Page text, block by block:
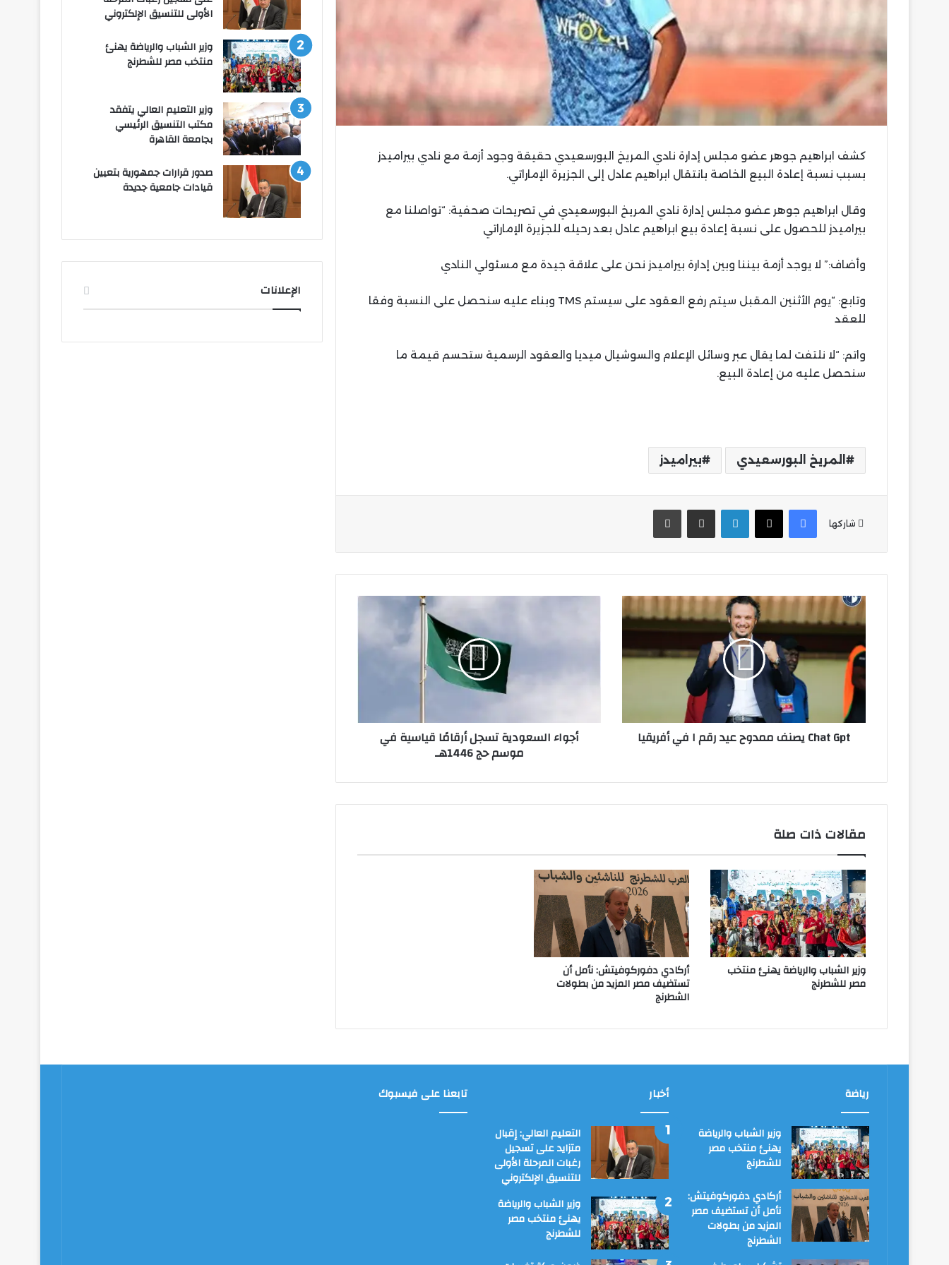
كشف ابراهيم جوهر عضو مجلس إدارة نادي المريخ البورسعيدي حقيقة وجود أزمة مع نادي بيراميدز
بسبب نسبة إعادة البيع الخاصة بانتقال ابراهيم عادل إلى الجزيرة الإماراتي.
وقال ابراهيم جوهر عضو مجلس إدارة نادي المريخ البورسعيدي في تصريحات صحفية: “تواصلنا مع
بيراميدز للحصول على نسبة إعادة بيع ابراهيم عادل بعد رحيله للجزيرة الإماراتي
وأضاف:” لا يوجد أزمة بيننا وبين إدارة بيراميدز نحن على علاقة جيدة مع مسئولي النادي
وتابع: “يوم الأثنين المقبل سيتم رفع العقود على سيستم TMS وبناء عليه سنحصل على النسبة وفقا
للعقد
واتم: “لا نلتفت لما يقال عبر وسائل الإعلام والسوشيال ميديا والعقود الرسمية ستحسم قيمة ما
سنحصل عليه من إعادة البيع.
المريخ البورسعيدي بيراميدز
شاركها
فيسبوك
‫X لينكدإن مشاركة عبر البريد طباعة
‏Chat
يصنف
ممدوح
عيد
رقم
١
في
أفريقيا
1446هـ
أجواء السعودية تسجل أرقامًا قياسية في
موسم حج 1446هـ
مقالات ذات صلة
وزير الشباب والرياضة يهنئ منتخب
مصر للشطرنج
أركادي دفوركوفيتش: نأمل أن
تستضيف مصر المزيد من بطولات
الشطرنج
الأولى للتنسيق الإلكتروني
وزير الشباب والرياضة يهنئ
منتخب مصر للشطرنج
وزير التعليم العالي يتفقد
مكتب التنسيق الرئيسي
بجامعة القاهرة
صدور قرارات جمهورية بتعيين
قيادات جامعية جديدة
الإعلانات
رياضة
وزير الشباب والرياضة
يهنئ منتخب مصر
للشطرنج
أركادي دفوركوفيتش:
نأمل أن تستضيف مصر
المزيد من بطولات
الشطرنج
أخبار
التعليم العالي: إقبال
متزايد على تسجيل
رغبات المرحلة الأولى
للتنسيق الإلكتروني
وزير الشباب والرياضة
يهنئ منتخب مصر
للشطرنج
تابعنا على فيسبوك